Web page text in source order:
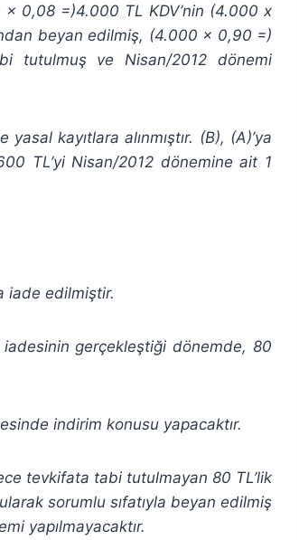
x 0,08 =)4.000 TL KDV’nin (4.000 x
beyan edilmiş, (4.000 x 0,90 =)
tutulmuş ve Nisan/2012 dönemi
kayıtlara alınmıştır. (B), (A)’ya
TL’yi Nisan/2012 dönemine ait 1
iade edilmiştir.
gerçekleştiği dönemde, 80
indirim konusu yapacaktır.
tevkifata tabi tutulmayan 80 TL’lik
sorumlu sıfatıyla beyan edilmiş
yapılmayacaktır.